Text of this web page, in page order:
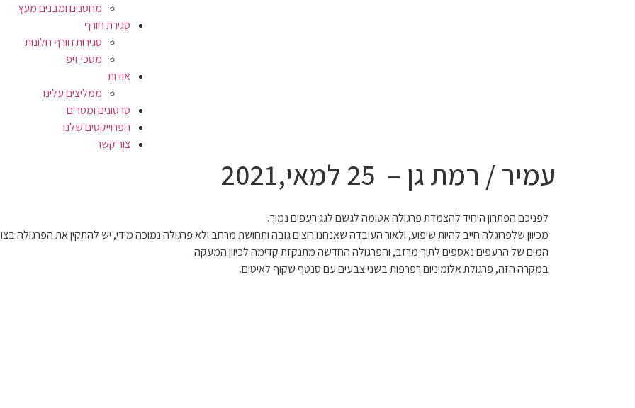
מחסנים ומבנים מעץ
סגירת חורף
סגירות חורף חלונות
מסכי זיפ
אודות
ממליצים עלינו
סרטונים ומסרים
הפרוייקטים שלנו
צור קשר
עמיר / רמת גן – 25 למאי,2021
התמונות
מטה
מספרות
את
לפניכם הפתרון היחיד להצמדת פרגולה אטומה לגשם לגג רעפים נמוך.
מכיוון שלפרוגלה חייב להיות שיפוע, ולאור העובדה שאנחנו רוצים גובה ותחושת מרחב ולא פרגולה נמוכה מידי, יש להתקין את הפרגולה
המים של הרעפים נאספים לתוך מרזב, והפרגולה החדשה מתנקזת קדימה לכיוון המעקה.
במקרה הזה, פרגולת אלומיניום רפרפות בשני צבעים עם סנטף שקוף לאיטום.